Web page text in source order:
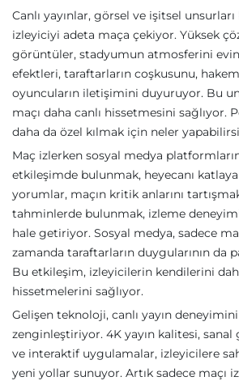
Canlı yayınlar, görsel ve işitsel
izleyiciyi adeta maça çekiyor. Yüksek
görüntüler, stadyumun atmosferini
efektleri, taraftarların coşkusunu,
oyuncuların iletişimini duyuruyor. Bu
maçı daha canlı hissetmesini sağlıyor.
daha da özel kılmak için neler
Maç izlerken sosyal medya
etkileşimde bulunmak, heyecanı
yorumlar, maçın kritik anlarını
tahminlerde bulunmak, izleme
hale getiriyor. Sosyal medya, sadece
zamanda taraftarların duygularının da
Bu etkileşim, izleyicilerin kendilerini
hissetmelerini sağlıyor.
Gelişen teknoloji, canlı yayın
zenginleştiriyor. 4K yayın kalitesi,
ve interaktif uygulamalar, izleyicilere
yeni yollar sunuyor. Artık sadece maçı